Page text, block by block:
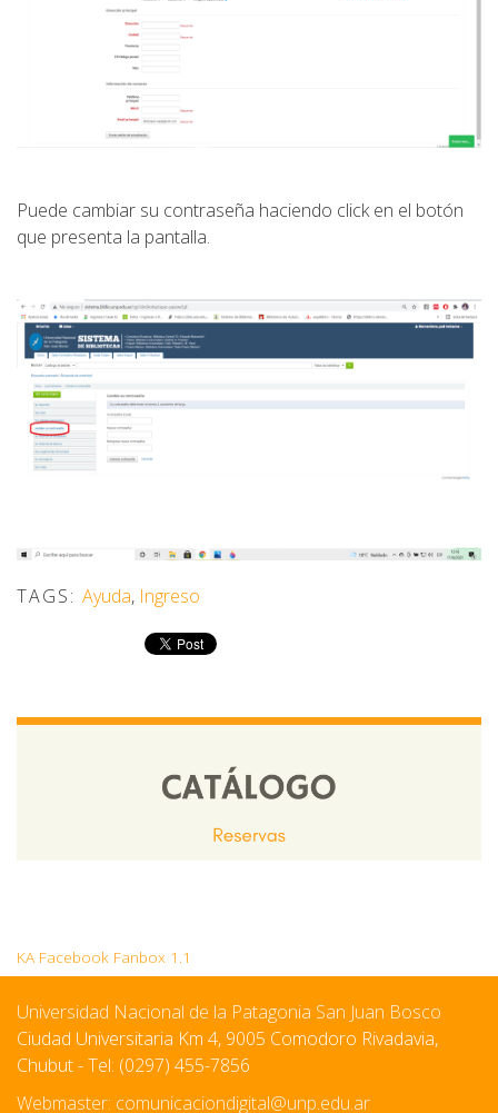
Puede cambiar su contraseña haciendo click en el botón
que presenta la pantalla.
TAGS: Ayuda, Ingreso
KA Facebook Fanbox 1.1
Universidad Nacional de la Patagonia San Juan Bosco
Ciudad Universitaria Km 4, 9005 Comodoro Rivadavia,
Chubut - Tel: (0297) 455-7856
Webmaster: comunicaciondigital@unp.edu.ar